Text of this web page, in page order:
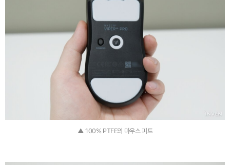
▲ 100% PTFE의 마우스 피트